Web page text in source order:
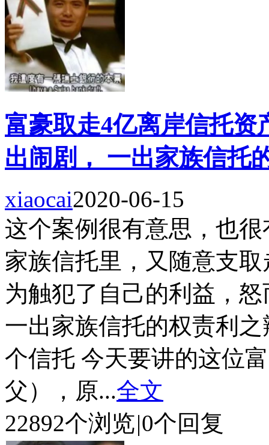
富豪取走4亿离岸信托
出闹剧， 一出家族信托
xiaocai2020-06-15
这个案例很有意思，也
家族信托里，又随意支
为触犯了自己的利益，
一出家族信托的权责利
个信托 今天要讲的这位
父），原...全文
22892个浏览|0个回复